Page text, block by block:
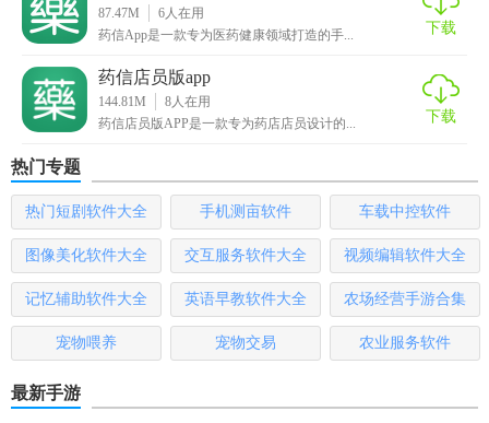
4. 多平台同步：支持手机、平板、电脑多设备登录，数据同
【药信app官方版用法】
1. 注册登录：下载并安装药信App后，使用手机号或邮箱注册
账号并登录。
2. 浏览资讯：在首页浏览最新行业资讯，点击感兴趣的内容
进入详情页。
3. 查询药品：点击“药品查询”，输入药品名称或关键词进行搜
索，查看详细药品信息。
更新、销售记录等操作。
87.47M 6人在用
药信App是一款专为医药健康领域打造的手...
下载
药信店员版app
144.81M 8人在用
药信店员版APP是一款专为药店店员设计的...
下载
热门专题
热门短剧软件大全 手机测亩软件 车载中控软件
图像美化软件大全 交互服务软件大全 视频编辑软件大全
记忆辅助软件大全 英语早教软件大全 农场经营手游合集
宠物喂养 宠物交易 农业服务软件
最新手游